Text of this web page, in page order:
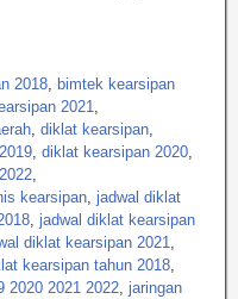
2018 bimtek kearsipan
2021
diklat kearsipan
diklat kearsipan 2020
kearsipan jadwal diklat
jadwal diklat kearsipan
diklat kearsipan 2021
kearsipan tahun 2018
2020 2021 2022 jaringan